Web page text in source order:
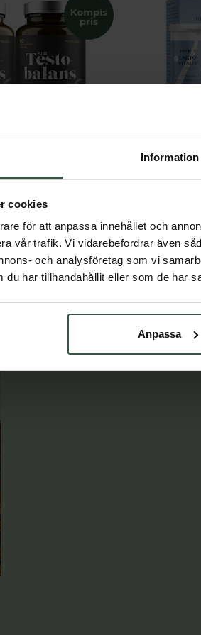
Information
cookies
för att anpassa innehållet och
vår trafik. Vi vidarebefordrar även
och analysföretag som vi
du har tillhandahållit eller som de har
Anpassa
2x90k Lactovitalis
Lär dig